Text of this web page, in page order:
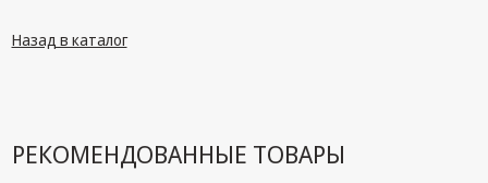
Назад в каталог
РЕКОМЕНДОВАННЫЕ ТОВАРЫ